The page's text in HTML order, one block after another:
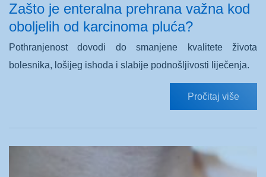
Zašto je enteralna prehrana važna kod
oboljelih od karcinoma pluća?
Pothranjenost dovodi do smanjene kvalitete života
bolesnika, lošijeg ishoda i slabije podnošljivosti liječenja.
Pročitaj više